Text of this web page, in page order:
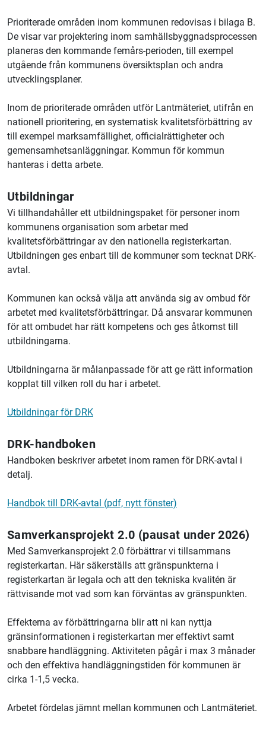
Prioriterade områden inom kommunen redovisas i bilaga B.
De visar var projektering inom samhällsbyggnadsprocessen
planeras den kommande femårs-perioden, till exempel
utgående från kommunens översiktsplan och andra
utvecklingsplaner.
Inom de prioriterade områden utför Lantmäteriet, utifrån en
nationell prioritering, en systematisk kvalitetsförbättring av
till exempel marksamfällighet, officialrättigheter och
gemensamhetsanläggningar. Kommun för kommun
hanteras i detta arbete.
Utbildningar
Vi tillhandahåller ett utbildningspaket för personer inom
kommunens organisation som arbetar med
kvalitetsförbättringar av den nationella registerkartan.
Utbildningen ges enbart till de kommuner som tecknat DRK-
avtal.
Kommunen kan också välja att använda sig av ombud för
arbetet med kvalitetsförbättringar. Då ansvarar kommunen
för att ombudet har rätt kompetens och ges åtkomst till
utbildningarna.
Utbildningarna är målanpassade för att ge rätt information
kopplat till vilken roll du har i arbetet.
Utbildningar för DRK
DRK-handboken
Handboken beskriver arbetet inom ramen för DRK-avtal i
detalj.
Handbok till DRK-avtal (pdf, nytt fönster)
Samverkansprojekt 2.0 (pausat under 2026)
Med Samverkansprojekt 2.0 förbättrar vi tillsammans
registerkartan. Här säkerställs att gränspunkterna i
registerkartan är legala och att den tekniska kvalitén är
rättvisande mot vad som kan förväntas av gränspunkten.
Effekterna av förbättringarna blir att ni kan nyttja
gränsinformationen i registerkartan mer effektivt samt
snabbare handläggning. Aktiviteten pågår i max 3 månader
och den effektiva handläggningstiden för kommunen är
cirka 1-1,5 vecka.
Arbetet fördelas jämnt mellan kommunen och Lantmäteriet.